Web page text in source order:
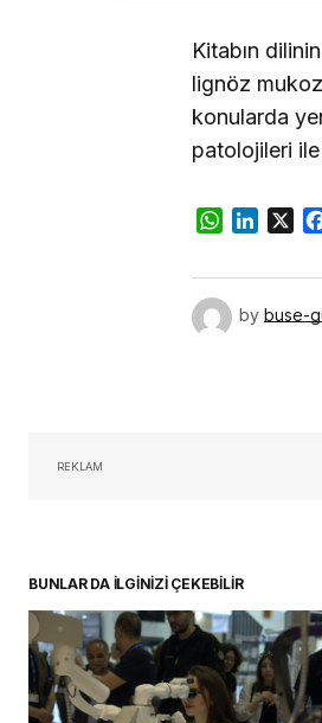
Kitabın
lignöz
konularda
patolojileri
WhatsApp
X
by buse-
REKLAM
BUNLAR DA İLGİNİZİ ÇEKEBİLİR